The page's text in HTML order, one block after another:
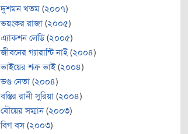
দুশমন খতম (২০০৭)
ভয়ংকর রাজা (২০০৫)
এ্যাকশন লেডি(২০০৫)
জীবনের গ্যারান্টি নাই(২০০৪)
ভাইয়ের শত্রু ভাই(২০০৪)
ভণ্ড নেতা (২০০৪)
বস্তির রানী সুরিয়া (২০০৪)
বৌয়ের সম্মান (২০০৩)
বিগ বস(২০০৩)